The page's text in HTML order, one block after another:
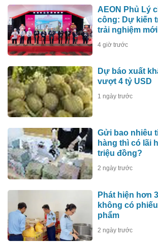
AEON Phủ Lý
công: Dự kiến
trải nghiệm
4 giờ trước
Dự báo xuất
vượt 4 tỷ USD
1 ngày trước
Gửi bao nhiêu
hàng thì có lãi
triệu đồng?
2 ngày trước
Phát hiện hơn
không có
phẩm
2 ngày trước